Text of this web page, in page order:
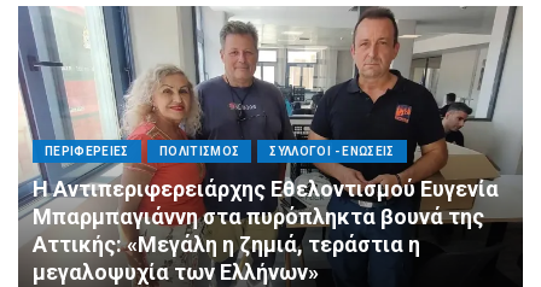
ΠΟΛΙΤΙΣΜΟΣ ΣΥΛΛΟΓΟΙ - ΕΝΩΣΕΙΣ
Άμεση κινητοποίηση της Ειδικής Ομάδας
Αλληλεγγύης (Ε.Ο.Α.) για τους πυροσβέστες
στο Πόρτο Γερμενό